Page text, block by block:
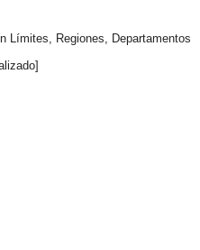
Límites, Regiones, Departamentos